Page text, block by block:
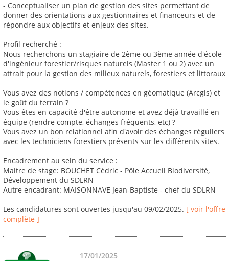
- Conceptualiser un plan de gestion des sites permettant de
donner des orientations aux gestionnaires et financeurs et de
répondre aux objectifs et enjeux des sites.
Profil recherché :
Nous recherchons un stagiaire de 2ème ou 3ème année d'école
d'ingénieur forestier/risques naturels (Master 1 ou 2) avec un
attrait pour la gestion des milieux naturels, forestiers et littoraux
Vous avez des notions / compétences en géomatique (Arcgis) et
le goût du terrain ?
Vous êtes en capacité d'être autonome et avez déjà travaillé en
équipe (rendre compte, échanges fréquents, etc) ?
Vous avez un bon relationnel afin d'avoir des échanges réguliers
avec les techniciens forestiers présents sur les différents sites.
Encadrement au sein du service :
Maitre de stage: BOUCHET Cédric - Pôle Accueil Biodiversité,
Développement du SDLRN
Autre encadrant: MAISONNAVE Jean-Baptiste - chef du SDLRN
Les candidatures sont ouvertes jusqu'au 09/02/2025. [ voir l'offre
complète ]
17/01/2025